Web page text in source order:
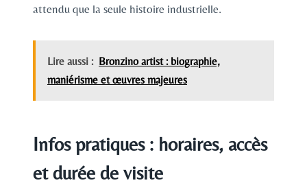
attendu que la seule histoire industrielle.
Lire aussi : Bronzino artist : biographie,
maniérisme et œuvres majeures
Infos pratiques : horaires, accès
et durée de visite